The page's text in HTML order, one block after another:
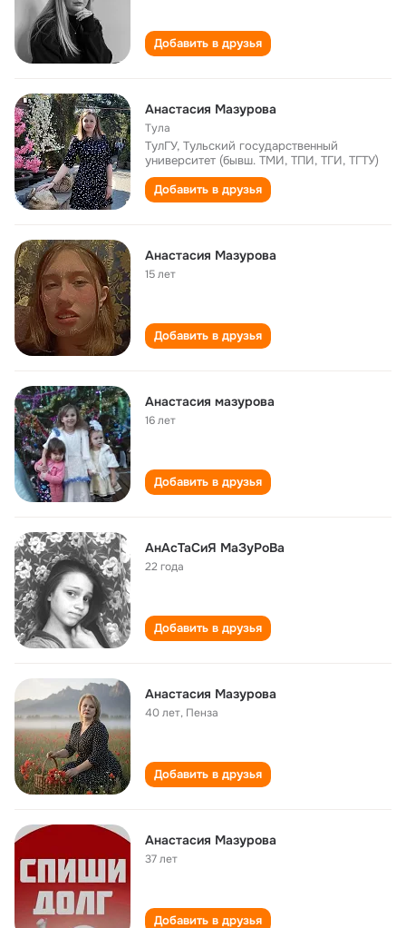
Добавить в друзья
Анастасия Мазурова
Тула
ТулГУ, Тульский государственный
университет (бывш. ТМИ, ТПИ, ТГИ, ТГТУ)
Добавить в друзья
Анастасия Мазурова
15 лет
Добавить в друзья
Анастасия мазурова
16 лет
Добавить в друзья
АнАсТаСиЯ МаЗуРоВа
22 года
Добавить в друзья
Анастасия Мазурова
40 лет, Пенза
Добавить в друзья
Анастасия Мазурова
37 лет
Добавить в друзья